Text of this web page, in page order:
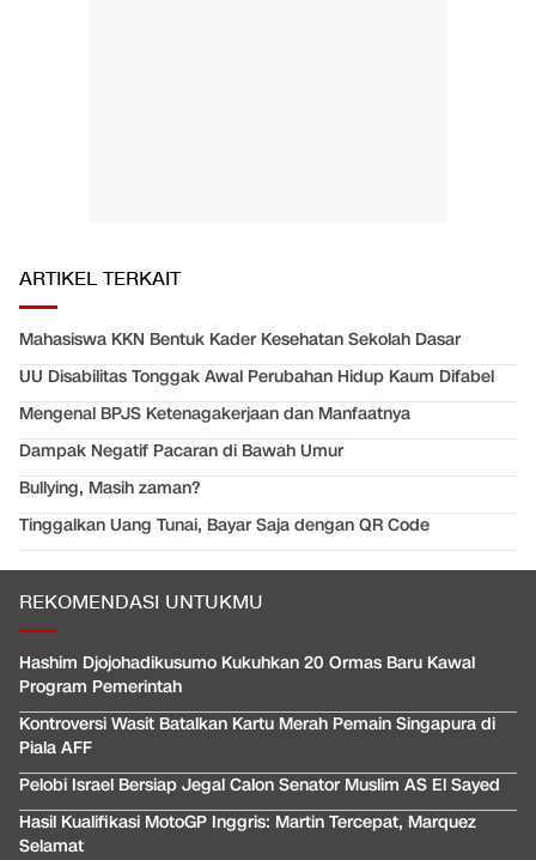
ARTIKEL TERKAIT
Mahasiswa KKN Bentuk Kader Kesehatan Sekolah Dasar
UU Disabilitas Tonggak Awal Perubahan Hidup Kaum Difabel
Mengenal BPJS Ketenagakerjaan dan Manfaatnya
Dampak Negatif Pacaran di Bawah Umur
Bullying, Masih zaman?
Tinggalkan Uang Tunai, Bayar Saja dengan QR Code
REKOMENDASI UNTUKMU
Hashim Djojohadikusumo Kukuhkan 20 Ormas Baru Kawal
Program Pemerintah
Kontroversi Wasit Batalkan Kartu Merah Pemain Singapura di
Piala AFF
Pelobi Israel Bersiap Jegal Calon Senator Muslim AS El Sayed
Hasil Kualifikasi MotoGP Inggris: Martin Tercepat, Marquez
Selamat